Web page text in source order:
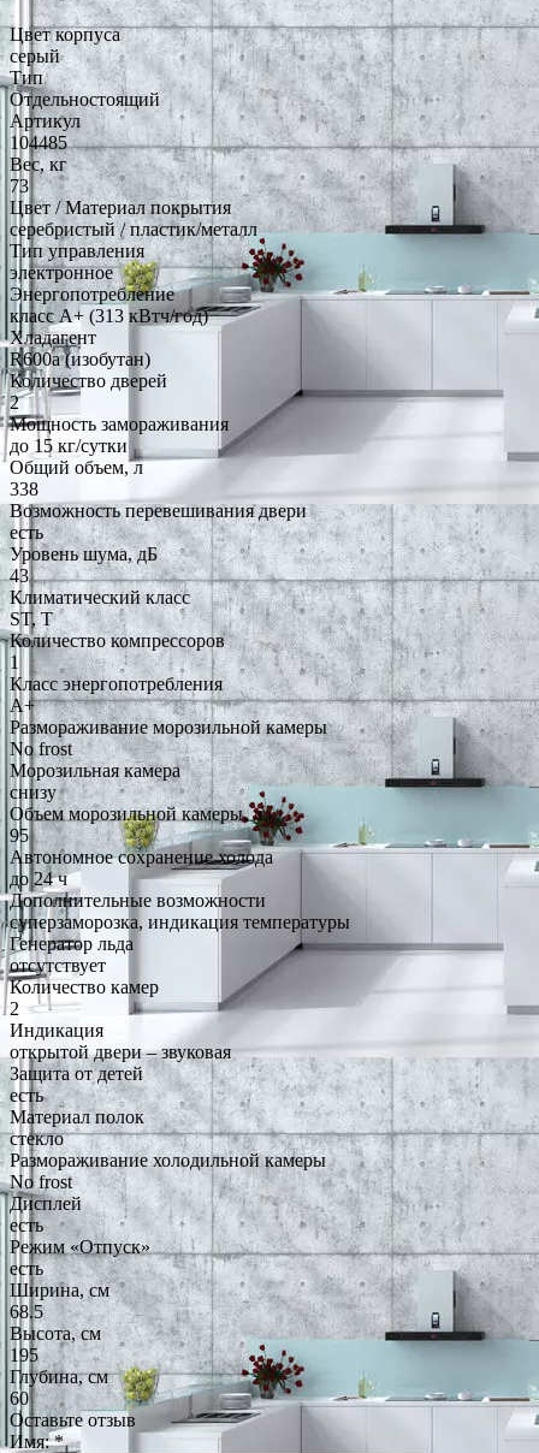
Цвет корпуса
серый
Тип
Отдельностоящий
Артикул
104485
Вес, кг
73
Цвет / Материал покрытия
серебристый / пластик/металл
Тип управления
электронное
Энергопотребление
класс A+ (313 кВтч/год)
Хладагент
R600a (изобутан)
Количество дверей
2
Мощность замораживания
до 15 кг/cутки
Общий объем, л
338
Возможность перевешивания двери
есть
Уровень шума, дБ
43
Климатический класс
ST, T
Количество компрессоров
1
Класс энергопотребления
A+
Размораживание морозильной камеры
No frost
Морозильная камера
снизу
Объем морозильной камеры, л
95
Автономное сохранение холода
до 24 ч
Дополнительные возможности
суперзаморозка, индикация температуры
Генератор льда
отсутствует
Количество камер
2
Индикация
открытой двери – звуковая
Защита от детей
есть
Материал полок
стекло
Размораживание холодильной камеры
No frost
Дисплей
есть
Режим «Отпуск»
есть
Ширина, см
68.5
Высота, см
195
Глубина, см
60
Оставьте отзыв
Имя:*